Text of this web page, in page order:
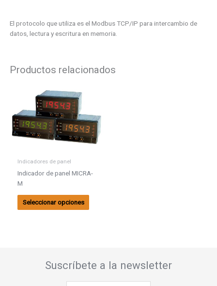
El protocolo que utiliza es el Modbus TCP/IP para intercambio de
datos, lectura y escritura en memoria.
Productos relacionados
Indicadores de panel
Indicador de panel MICRA-
M
Seleccionar opciones
múltiples
variantes.
Las
elegir
la
página
Suscríbete a la newsletter